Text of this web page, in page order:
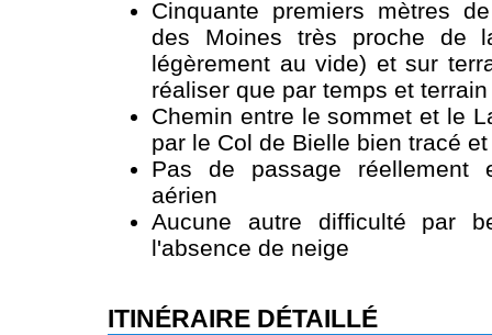
Cinquante premiers mètres
des Moines très proche de
légèrement au vide) et sur
réaliser que par temps et
Chemin entre le sommet et le
par le Col de Bielle bien tracé
Pas de passage réellement
aérien
Aucune autre difficulté par
l'absence de neige
ITINÉRAIRE DÉTAILLÉ